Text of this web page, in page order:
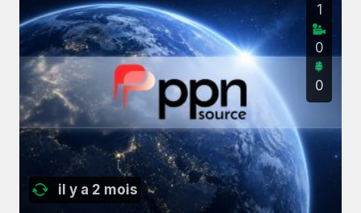
il y a 2 mois
1
0
0